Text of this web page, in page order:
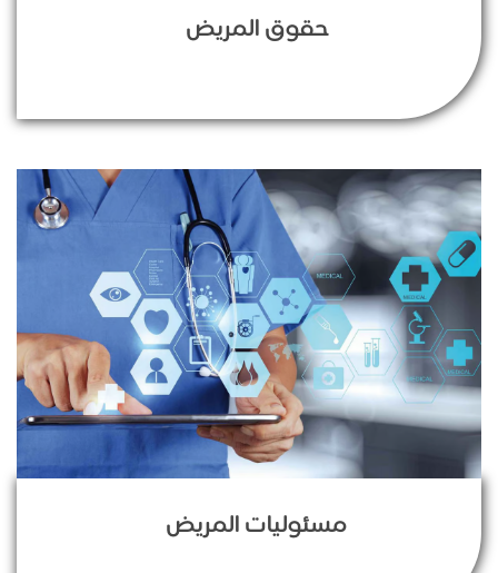
حقوق المريض
مسئوليات المريض